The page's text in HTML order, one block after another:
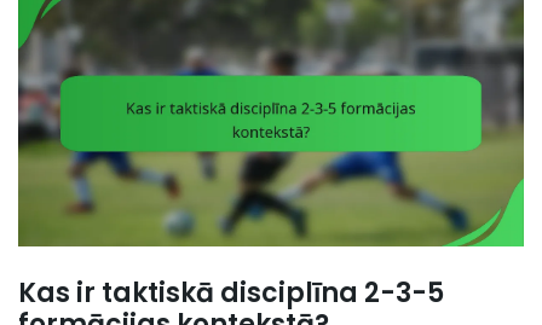
Kas ir taktiskā disciplīna 2-3-5